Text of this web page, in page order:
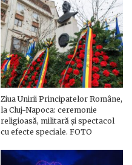
Ziua Unirii Principatelor Române,
la Cluj-Napoca: ceremonie
religioasă, militară și spectacol
cu efecte speciale. FOTO